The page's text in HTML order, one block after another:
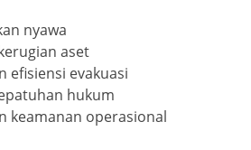
nyawa
aset
efisiensi evakuasi
hukum
keamanan operasional